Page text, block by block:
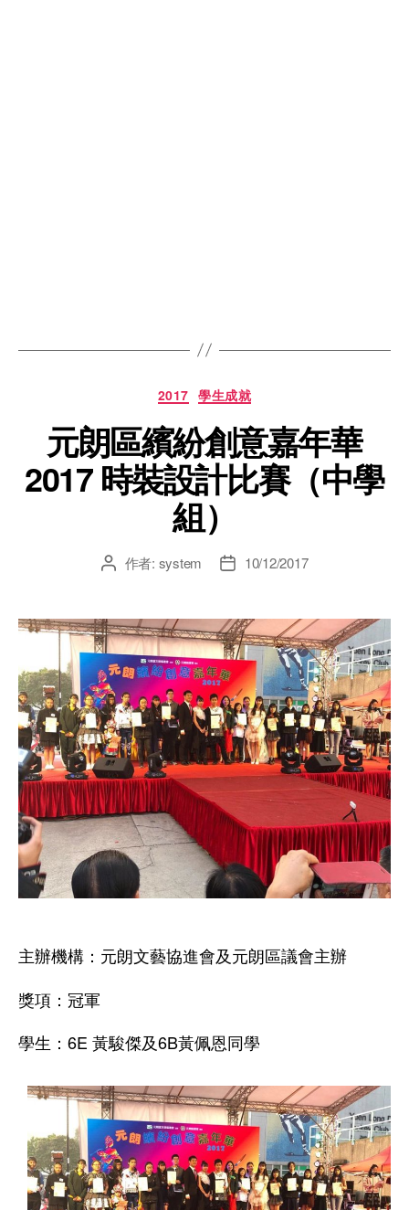
2017 學生成就
元朗區繽紛創意嘉年華
2017 時裝設計比賽（中學
組）
作者: system 10/12/2017
主辦機構：元朗文藝協進會及元朗區議會主辦
獎項：冠軍
學生：6E 黃駿傑及6B黃佩恩同學